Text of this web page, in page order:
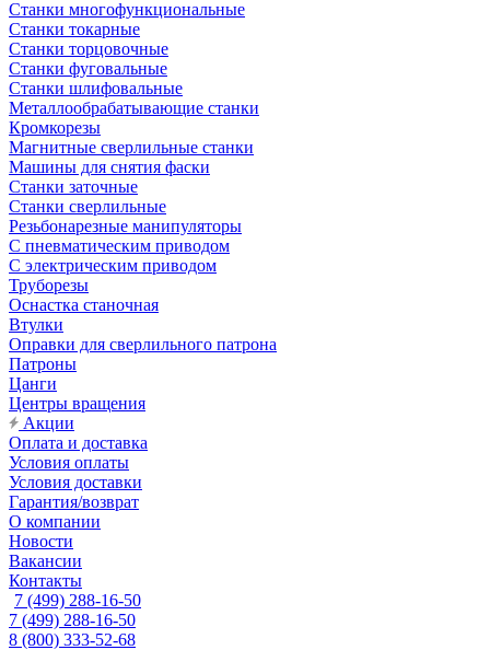
Станки многофункциональные
Станки токарные
Станки торцовочные
Станки фуговальные
Станки шлифовальные
Металлообрабатывающие станки
Кромкорезы
Магнитные сверлильные станки
Машины для снятия фаски
Станки заточные
Станки сверлильные
Резьбонарезные манипуляторы
С пневматическим приводом
С электрическим приводом
Труборезы
Оснастка станочная
Втулки
Оправки для сверлильного патрона
Патроны
Цанги
Центры вращения
Акции
Оплата и доставка
Условия оплаты
Условия доставки
Гарантия/возврат
О компании
Новости
Вакансии
Контакты
7 (499) 288-16-50
7 (499) 288-16-50
8 (800) 333-52-68